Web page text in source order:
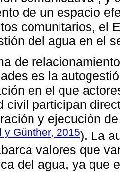
de un espacio
comunitarios, el
del agua en el
de
es la
en el que
civil participan
y ejecución
y Günther, 2015). La
valores que
del agua, ya que